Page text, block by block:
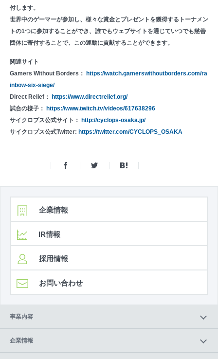
付します。
世界中のゲーマーが参加し、様々な賞金とプレゼントを獲得するトーナメン
トの1つに参加することができ、誰でもウェブサイトを通じていつでも慈善
団体に寄付することで、この運動に貢献することができます。
関連サイト
Gamers Without Borders： https://watch.gamerswithoutborders.com/ra
inbow-six-siege/
Direct Relief： https://www.directrelief.org/
試合の様子： https://www.twitch.tv/videos/617638296
サイクロプス公式サイト： http://cyclops-osaka.jp/
サイクロプス公式Twitter: https://twitter.com/CYCLOPS_OSAKA
企業情報
IR情報
採用情報
お問い合わせ
事業内容
企業情報